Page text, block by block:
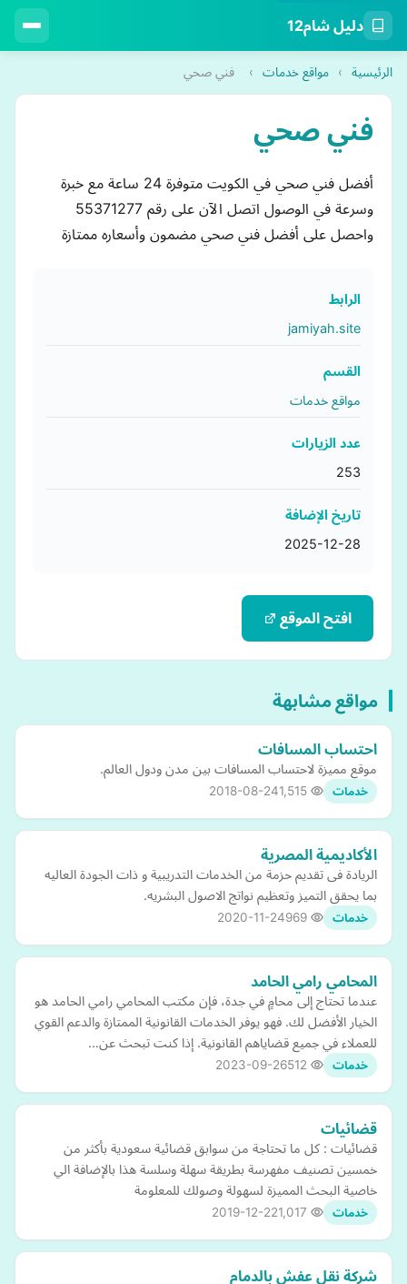
دليل شام12
الرئيسية › مواقع خدمات › فني صحي
فني صحي
أفضل فني صحي في الكويت متوفرة 24 ساعة مع خبرة
وسرعة في الوصول اتصل الآن على رقم 55371277
واحصل على أفضل فني صحي مضمون وأسعاره ممتازة
الرابط
jamiyah.site
القسم
مواقع خدمات
عدد الزيارات
253
تاريخ الإضافة
2025-12-28
افتح الموقع
مواقع مشابهة
احتساب المسافات
موقع مميزة لاحتساب المسافات بين مدن ودول العالم.
خدمات 2018-08-24
الأكاديمية المصرية
الريادة فى تقديم حزمة من الخدمات التدريبية و ذات الجودة العاليه
بما يحقق التميز وتعظيم نواتج الاصول البشريه.
خدمات 2020-11-24
المحامي رامي الحامد
عندما تحتاج إلى محامٍ في جدة، فإن مكتب المحامي رامي الحامد هو
الخيار الأفضل لك. فهو يوفر الخدمات القانونية الممتازة والدعم القوي
للعملاء في جميع قضاياهم القانونية. إذا كنت تبحث عن…
خدمات 2023-09-26
قضائيات
قضائيات : كل ما تحتاجة من سوابق قضائية سعودية بأكثر من
خمسين تصنيف مفهرسة بطريقة سهلة وسلسة هذا بالإضافة الي
خاصية البحث المميزة لسهولة وصولك للمعلومة
خدمات 2019-12-22
شركة نقل عفش بالدمام